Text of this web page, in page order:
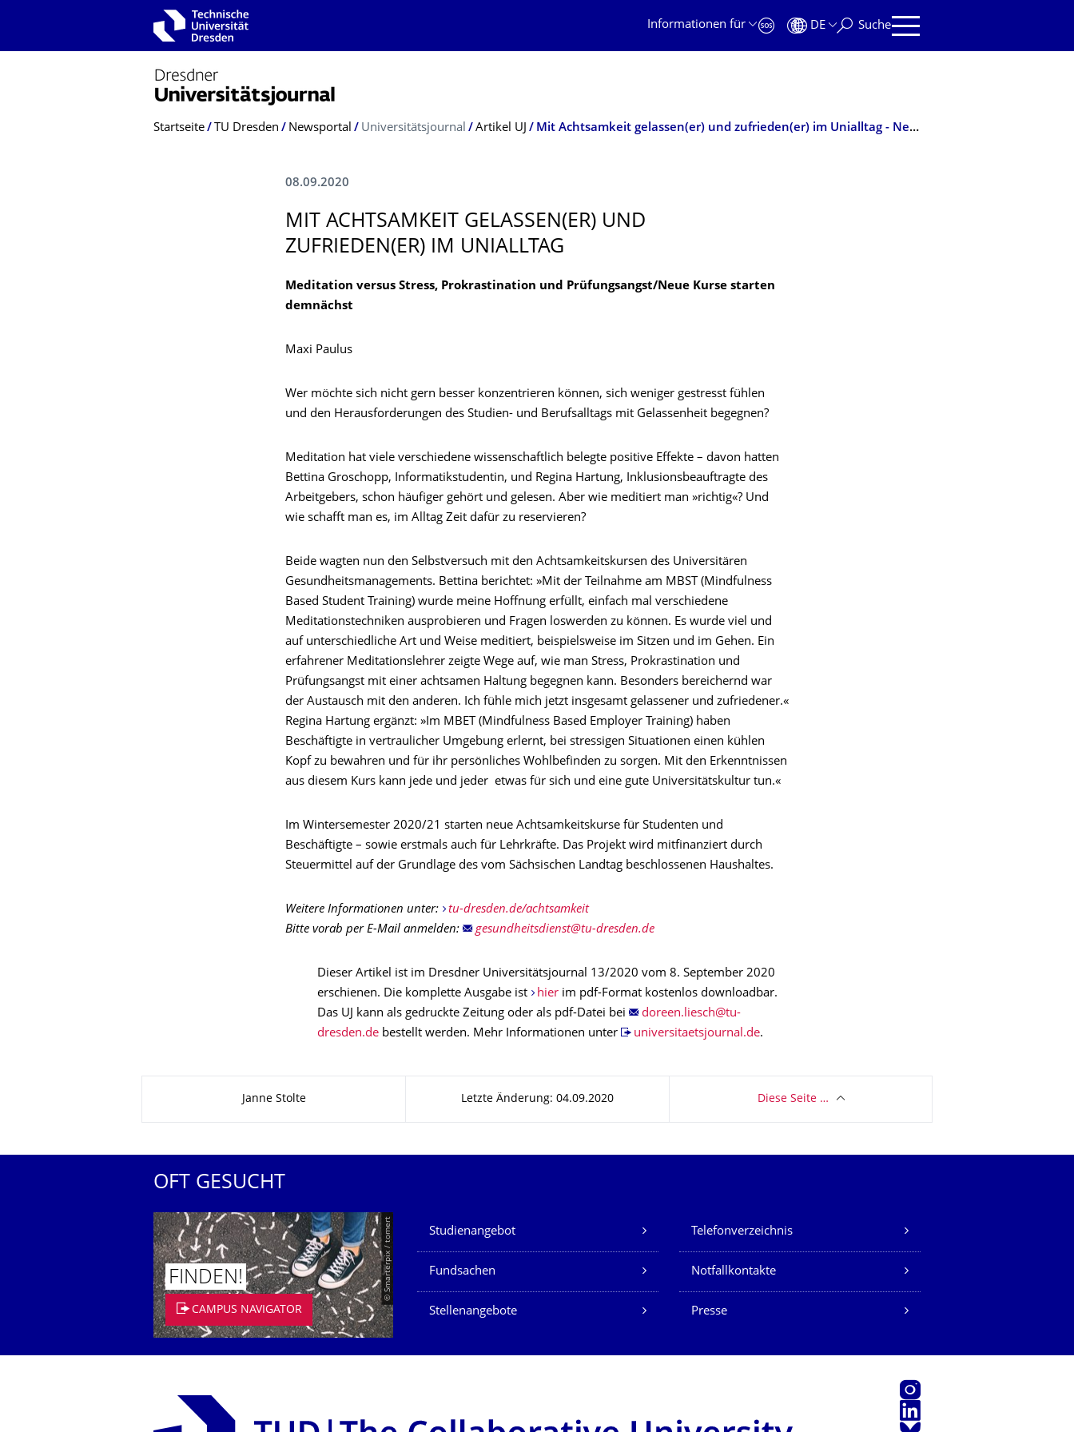
Zur Hauptnavigation springen
Informationen für
DE Suche
Breadcrumb-Menü
Startseite TU Dresden Newsportal Universitätsjournal Artikel UJ Mit Achtsamkeit gelassen(er) und zufrieden(er) im Unialltag - Neue Meditationskurse starten demnächst
08.09.2020
MIT ACHTSAMKEIT GELASSEN(ER) UND
ZUFRIEDEN(ER) IM UNIALLTAG
Meditation versus Stress, Prokrastination und Prüfungsangst/Neue Kurse starten
demnächst
Maxi Paulus
Wer möchte sich nicht gern besser konzentrieren können, sich weniger gestresst fühlen
und den Herausforderungen des Studien- und Berufsalltags mit Gelassenheit begegnen?
Meditation hat viele verschiedene wissenschaftlich belegte positive Effekte – davon hatten
Bettina Groschopp, Informatikstudentin, und Regina Hartung, Inklusionsbeauftragte des
Arbeitgebers, schon häufiger gehört und gelesen. Aber wie meditiert man »richtig«? Und
wie schafft man es, im Alltag Zeit dafür zu reservieren?
Beide wagten nun den Selbstversuch mit den Achtsamkeitskursen des Universitären
Gesundheitsmanagements. Bettina berichtet: »Mit der Teilnahme am MBST (Mindfulness
Based Student Training) wurde meine Hoffnung erfüllt, einfach mal verschiedene
Meditationstechniken ausprobieren und Fragen loswerden zu können. Es wurde viel und
auf unterschiedliche Art und Weise meditiert, beispielsweise im Sitzen und im Gehen. Ein
erfahrener Meditationslehrer zeigte Wege auf, wie man Stress, Prokrastination und
Prüfungsangst mit einer achtsamen Haltung begegnen kann. Besonders bereichernd war
der Austausch mit den anderen. Ich fühle mich jetzt insgesamt gelassener und zufriedener.«
Regina Hartung ergänzt: »Im MBET (Mindfulness Based Employer Training) haben
Beschäftigte in vertraulicher Umgebung erlernt, bei stressigen Situationen einen kühlen
Kopf zu bewahren und für ihr persönliches Wohlbefinden zu sorgen. Mit den Erkenntnissen
aus diesem Kurs kann jede und jeder etwas für sich und eine gute Universitätskultur tun.«
Im Wintersemester 2020/21 starten neue Achtsamkeitskurse für Studenten und
Beschäftigte – sowie erstmals auch für Lehrkräfte. Das Projekt wird mitfinanziert durch
Steuermittel auf der Grundlage des vom Sächsischen Landtag beschlossenen Haushaltes.
Weitere Informationen unter:
tu-dresden.de/achtsamkeit
Bitte vorab per E-Mail anmelden:
Dieser Artikel ist im Dresdner Universitätsjournal 13/2020 vom 8. September 2020
erschienen. Die komplette Ausgabe ist
hierim pdf-Format kostenlos downloadbar.
Das UJ kann als gedruckte Zeitung oder als pdf-Datei bei
bestellt werden. Mehr Informationen unter
universitaetsjournal.de.
Janne Stolte Letzte Änderung: 04.09.2020 Diese Seite …
OFT GESUCHT
© Smarterpix / tomert
FINDEN!
CAMPUS NAVIGATOR
Unsere Dienste
Studienangebot Telefonverzeichnis
Fundsachen Notfallkontakte
Stellenangebote Presse
Instagram
LinkedIn
Bluesky